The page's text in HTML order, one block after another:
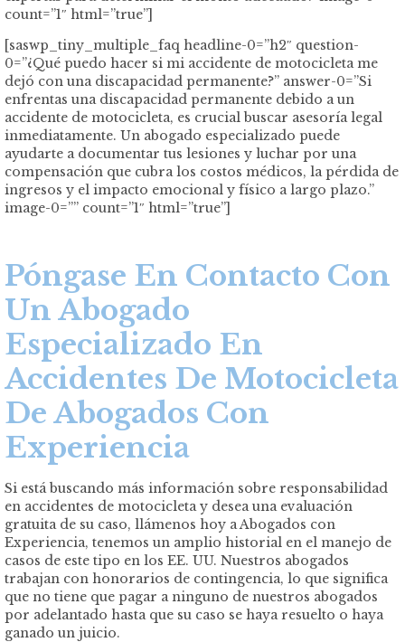
count=”1″ html=”true”]
[saswp_tiny_multiple_faq headline-0=”h2″ question-
0=”¿Qué puedo hacer si mi accidente de motocicleta me
dejó con una discapacidad permanente?” answer-0=”Si
enfrentas una discapacidad permanente debido a un
accidente de motocicleta, es crucial buscar asesoría legal
inmediatamente. Un abogado especializado puede
ayudarte a documentar tus lesiones y luchar por una
compensación que cubra los costos médicos, la pérdida de
ingresos y el impacto emocional y físico a largo plazo.”
image-0=”” count=”1″ html=”true”]
Póngase En Contacto Con
Un Abogado
Especializado En
Accidentes De Motocicleta
De Abogados Con
Experiencia
Si está buscando más información sobre responsabilidad
en accidentes de motocicleta y desea una evaluación
gratuita de su caso, llámenos hoy a Abogados con
Experiencia, tenemos un amplio historial en el manejo de
casos de este tipo en los EE. UU. Nuestros abogados
trabajan con honorarios de contingencia, lo que significa
que no tiene que pagar a ninguno de nuestros abogados
por adelantado hasta que su caso se haya resuelto o haya
ganado un juicio.